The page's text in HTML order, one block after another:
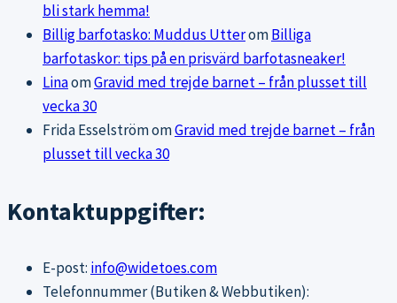
bli stark hemma!
Billig barfotasko: Muddus UtteromBilliga
barfotaskor: tips på en prisvärd barfotasneaker!
LinaomGravid med trejde barnet – från plusset till
vecka 30
Frida EsselströmomGravid med trejde barnet – från
plusset till vecka 30
Kontaktuppgifter:
E-post: info@widetoes.com
Telefonnummer (Butiken & Webbutiken):